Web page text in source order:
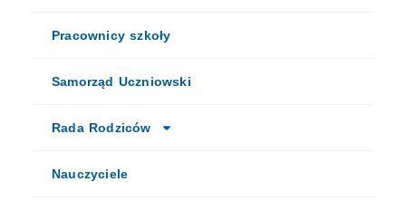
Pracownicy szkoły
Samorząd Uczniowski
Rada Rodziców
Nauczyciele